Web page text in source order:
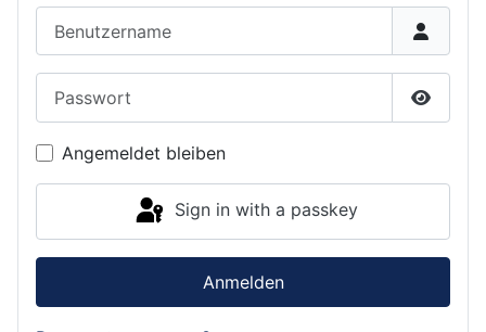
Show
Angemeldet bleiben
Sign in with a passkey
Anmelden